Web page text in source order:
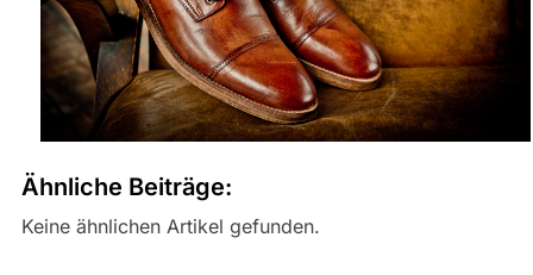
Ähnliche Beiträge:
Keine ähnlichen Artikel gefunden.